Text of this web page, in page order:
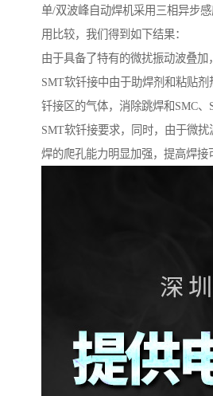
单/双波峰自动焊机采用三相异步
用比较，我们得到如下结果：
由于具备了特有的微扰振动波叠加
SMT软钎接中由于助焊剂和粘贴
钎接区的气体，消除跳焊和SMC、
SMT软钎接要求，同时，由于微
焊的爬孔能力明显加强，提高焊接